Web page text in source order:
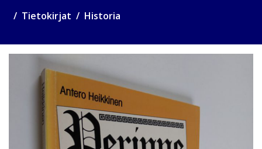
Tietokirjat Historia